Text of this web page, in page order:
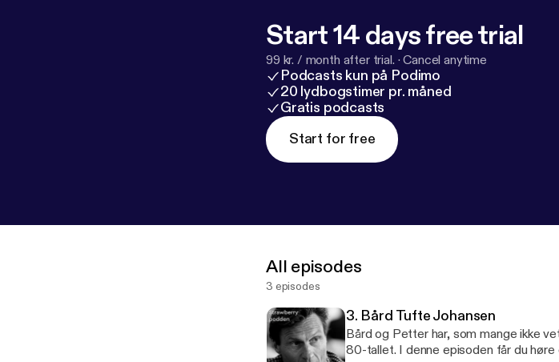
Start 14 days free trial
99 kr. / month after trial. ·Cancel anytime
Podcasts kun på Podimo
20 lydbogstimer pr. måned
Gratis podcasts
Start for free
All episodes
3 episodes
3. Bård Tufte Johansen
Bård og Petter har, som mange ikke
80-tallet. I denne episoden får du